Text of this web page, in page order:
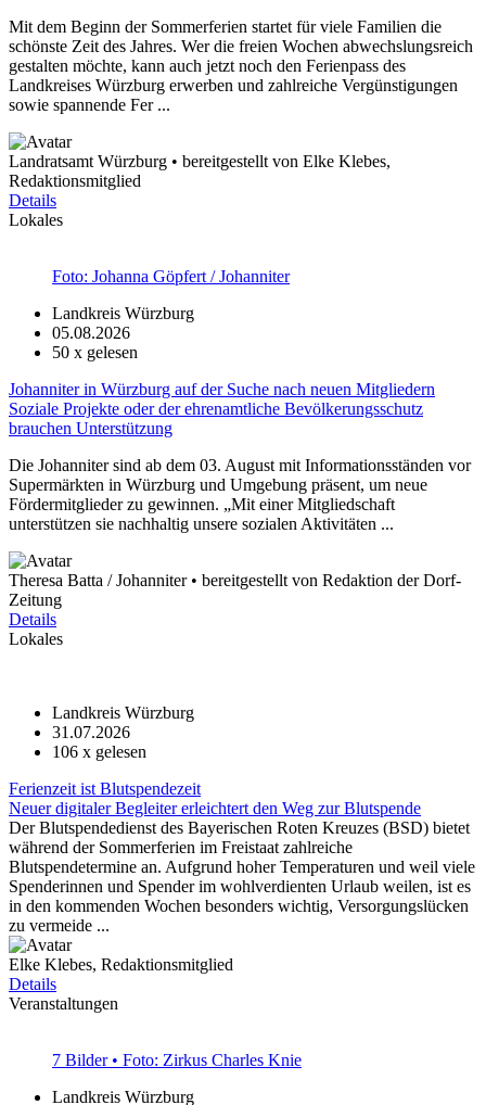
Mit dem Beginn der Sommerferien startet für viele Familien die
schönste Zeit des Jahres. Wer die freien Wochen abwechslungsreich
gestalten möchte, kann auch jetzt noch den Ferienpass des
Landkreises Würzburg erwerben und zahlreiche Vergünstigungen
sowie spannende Fer ...
Landratsamt Würzburg • bereitgestellt von Elke Klebes,
Redaktionsmitglied
Details
Lokales
Foto: Johanna Göpfert / Johanniter
Landkreis Würzburg
05.08.2026
50 x gelesen
Johanniter in Würzburg auf der Suche nach neuen Mitgliedern
Soziale Projekte oder der ehrenamtliche Bevölkerungsschutz
brauchen Unterstützung
Die Johanniter sind ab dem 03. August mit Informationsständen vor
Supermärkten in Würzburg und Umgebung präsent, um neue
Fördermitglieder zu gewinnen. „Mit einer Mitgliedschaft
unterstützen sie nachhaltig unsere sozialen Aktivitäten ...
Theresa Batta / Johanniter • bereitgestellt von Redaktion der Dorf-
Zeitung
Details
Lokales
Landkreis Würzburg
31.07.2026
106 x gelesen
Ferienzeit ist Blutspendezeit
Neuer digitaler Begleiter erleichtert den Weg zur Blutspende
Der Blutspendedienst des Bayerischen Roten Kreuzes (BSD) bietet
während der Sommerferien im Freistaat zahlreiche
Blutspendetermine an. Aufgrund hoher Temperaturen und weil viele
Spenderinnen und Spender im wohlverdienten Urlaub weilen, ist es
in den kommenden Wochen besonders wichtig, Versorgungslücken
zu vermeide ...
Elke Klebes, Redaktionsmitglied
Details
Veranstaltungen
7 Bilder • Foto: Zirkus Charles Knie
Landkreis Würzburg